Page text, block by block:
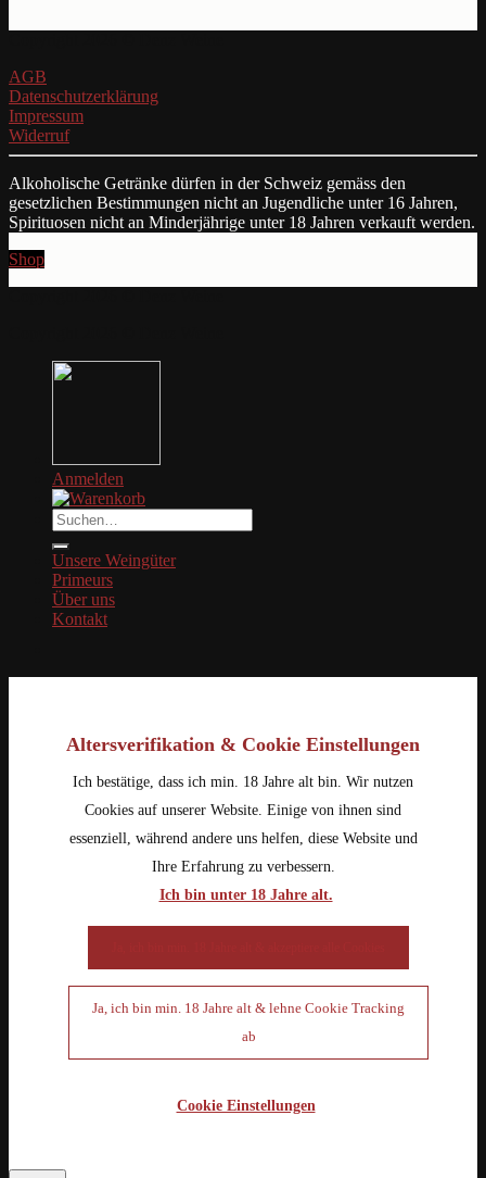
AGB
Datenschutzerklärung
Impressum
Widerruf
Alkoholische Getränke dürfen in der Schweiz gemäss den
gesetzlichen Bestimmungen nicht an Jugendliche unter 16 Jahren,
Spirituosen nicht an Minderjährige unter 18 Jahren verkauft werden.
Shop
Anmelden
Suche
nach:
Unsere Weingüter
Primeurs
Über uns
Kontakt
Altersverifikation & Cookie Einstellungen
Ich bestätige, dass ich min. 18 Jahre alt bin. Wir nutzen
Cookies auf unserer Website. Einige von ihnen sind
essenziell, während andere uns helfen, diese Website und
Ihre Erfahrung zu verbessern.
Ich bin unter 18 Jahre alt.
Ja, ich bin min. 18 Jahre alt & lehne Cookie Tracking
ab
Cookie Einstellungen